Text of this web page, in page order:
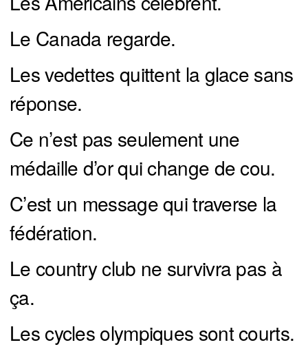
Le Canada regarde.
Les vedettes quittent la glace sans
réponse.
Ce n’est pas seulement une
médaille d’or qui change de cou.
C’est un message qui traverse la
fédération.
Le country club ne survivra pas à
ça.
Les cycles olympiques sont courts.